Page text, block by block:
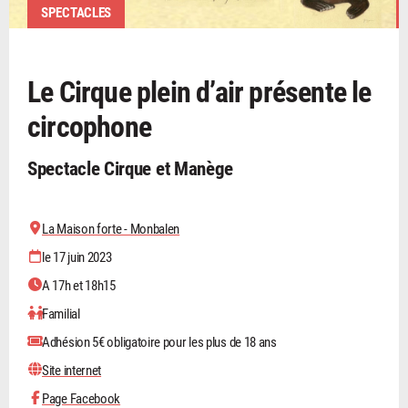
SPECTACLES
Le Cirque plein d’air présente le
circophone
Spectacle Cirque et Manège
La Maison forte - Monbalen
le 17 juin 2023
A 17h et 18h15
Familial
Adhésion 5€ obligatoire pour les plus de 18 ans
Site internet
Page Facebook